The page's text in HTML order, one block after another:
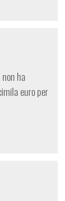
ha
euro per